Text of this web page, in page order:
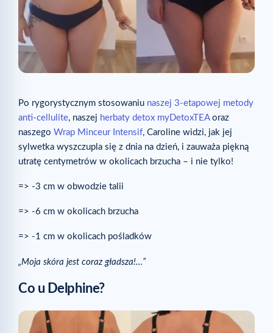
Po rygorystycznym stosowaniu naszej 3-etapowej metody
anti-cellulite, naszej herbaty detox myDetoxTEAoraz
naszego Wrap Minceur Intensif, Caroline widzi, jak jej
sylwetka wyszczupla się z dnia na dzień, i zauważa piękną
utratę centymetrów w okolicach brzucha – i nie tylko!
=> -3 cm w obwodzie talii
=> -6 cm w okolicach brzucha
=> -1 cm w okolicach pośladków
„Moja skóra jest coraz gładsza!…”
Co u Delphine?